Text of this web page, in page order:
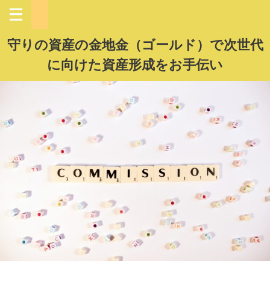
守りの資産の金地金（ゴールド）で次世代
に向けた資産形成をお手伝い